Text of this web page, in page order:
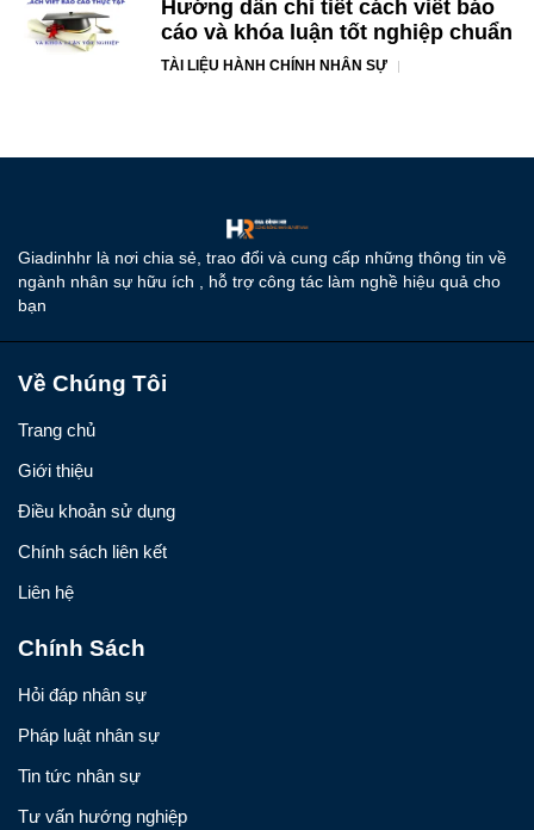
Hướng dẫn chi tiết cách viết báo
cáo và khóa luận tốt nghiệp chuẩn
TÀI LIỆU HÀNH CHÍNH NHÂN SỰ
Giadinhhr là nơi chia sẻ, trao đổi và cung cấp những thông tin về
ngành nhân sự hữu ích , hỗ trợ công tác làm nghề hiệu quả cho
bạn
Về Chúng Tôi
Trang chủ
Giới thiệu
Điều khoản sử dụng
Chính sách liên kết
Liên hệ
Chính Sách
Hỏi đáp nhân sự
Pháp luật nhân sự
Tin tức nhân sự
Tư vấn hướng nghiệp